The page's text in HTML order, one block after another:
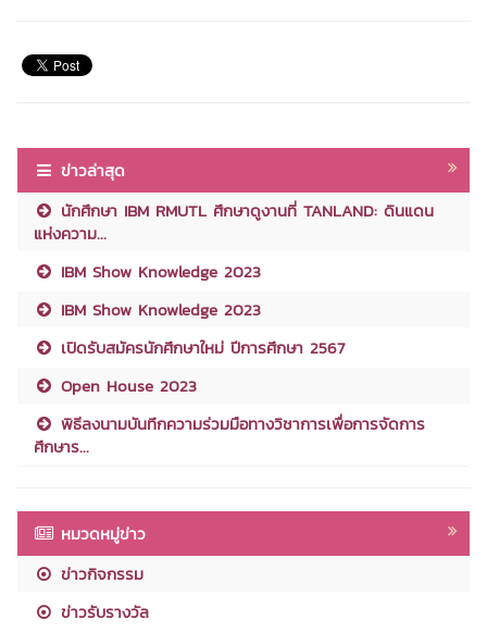
ข่าวล่าสุด
นักศึกษา IBM RMUTL ศึกษาดูงานที่ TANLAND: ดินแดน
แห่งความ...
IBM Show Knowledge 2023
IBM Show Knowledge 2023
เปิดรับสมัครนักศึกษาใหม่ ปีการศึกษา 2567
Open House 2023
พิธีลงนามบันทึกความร่วมมือทางวิชาการเพื่อการจัดการ
ศึกษาร...
หมวดหมู่ข่าว
ข่าวกิจกรรม
ข่าวรับรางวัล